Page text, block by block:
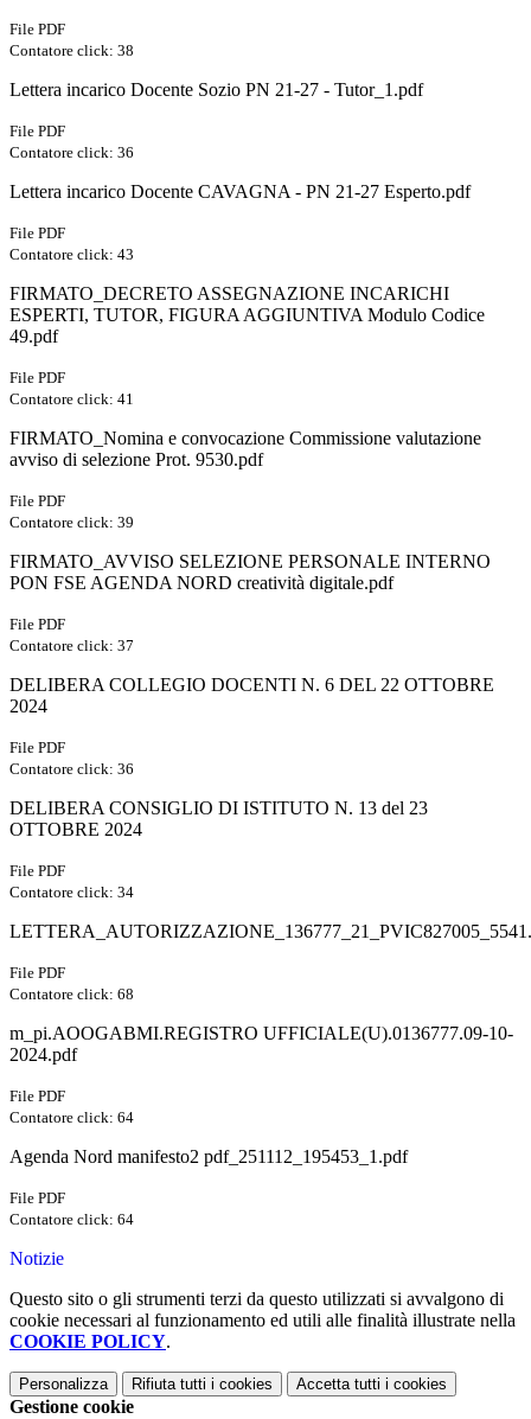
File PDF
Contatore click: 38
Lettera incarico Docente Sozio PN 21-27 - Tutor_1.pdf
File PDF
Contatore click: 36
Lettera incarico Docente CAVAGNA - PN 21-27 Esperto.pdf
File PDF
Contatore click: 43
FIRMATO_DECRETO ASSEGNAZIONE INCARICHI
ESPERTI, TUTOR, FIGURA AGGIUNTIVA Modulo Codice
49.pdf
File PDF
Contatore click: 41
FIRMATO_Nomina e convocazione Commissione valutazione
avviso di selezione Prot. 9530.pdf
File PDF
Contatore click: 39
FIRMATO_AVVISO SELEZIONE PERSONALE INTERNO
PON FSE AGENDA NORD creatività digitale.pdf
File PDF
Contatore click: 37
DELIBERA COLLEGIO DOCENTI N. 6 DEL 22 OTTOBRE
2024
File PDF
Contatore click: 36
DELIBERA CONSIGLIO DI ISTITUTO N. 13 del 23
OTTOBRE 2024
File PDF
Contatore click: 34
File PDF
Contatore click: 68
m_pi.AOOGABMI.REGISTRO UFFICIALE(U).0136777.09-10-
2024.pdf
File PDF
Contatore click: 64
Agenda Nord manifesto2 pdf_251112_195453_1.pdf
File PDF
Contatore click: 64
Notizie
Questo sito o gli strumenti terzi da questo utilizzati si avvalgono di
cookie necessari al funzionamento ed utili alle finalità illustrate nella
COOKIE POLICY.
Personalizza Rifiuta tutti i cookies Accetta tutti i cookies
Gestione cookie